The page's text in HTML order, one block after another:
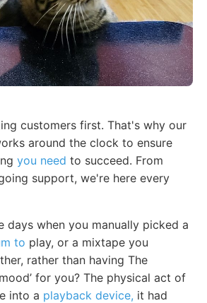
customers first. That's why our
around the clock to ensure
you need to succeed. From
support, we're here every
days when you manually picked a
to play, or a mixtape you
rather than having The
for you? The physical act of
into a playback device, it had